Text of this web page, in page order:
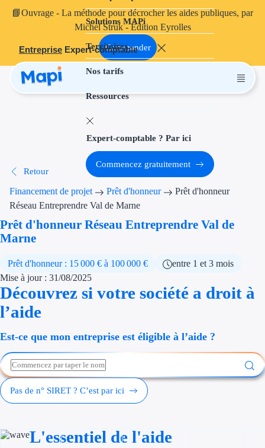
📘Ouvrage - La méthode pour décrocher les aides publiques, par
Michel Struk - Édition Eyrolles
Commander
Entreprise Expert-comptable
Solutions MAPi
Territoires
Nos tarifs
Ressources
Projets finançables
Aides à
Aides
Thématiques
Financement
Aides RSE
Étapes de vie
Création
Cession
Expert-comptable ? Par ici
Commencez gratuitement
Retour
Financement de projet Prêt d'honneur
Prêt d'honneur
Réseau Entreprendre Val de Marne
Prêt d'honneur Réseau Entreprendre Val de
Marne
Prêt d'honneur : 15 000 € à 100 000 €
entre 1 et 3 mois
Mise à jour : 31/08/2025
Découvrez si votre société a droit à
l’aide
Est-ce que mon entreprise est éligible à l’aide ?
Pas de n° SIRET ? C’est par ici
L'essentiel de l'aide